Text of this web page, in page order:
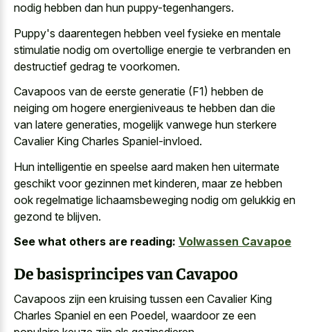
nodig hebben dan hun puppy-tegenhangers.
Puppy's daarentegen hebben veel fysieke en mentale
stimulatie nodig om overtollige energie te verbranden en
destructief gedrag te voorkomen.
Cavapoos van de eerste generatie (F1) hebben de
neiging om hogere energieniveaus te hebben dan die
van latere generaties, mogelijk vanwege hun sterkere
Cavalier King Charles Spaniel-invloed.
Hun intelligentie en speelse aard maken hen uitermate
geschikt voor gezinnen met kinderen, maar ze hebben
ook regelmatige lichaamsbeweging nodig om gelukkig en
gezond te blijven.
See what others are reading: Volwassen Cavapoe
De basisprincipes van Cavapoo
Cavapoos zijn een kruising tussen een Cavalier King
Charles Spaniel en een Poedel, waardoor ze een